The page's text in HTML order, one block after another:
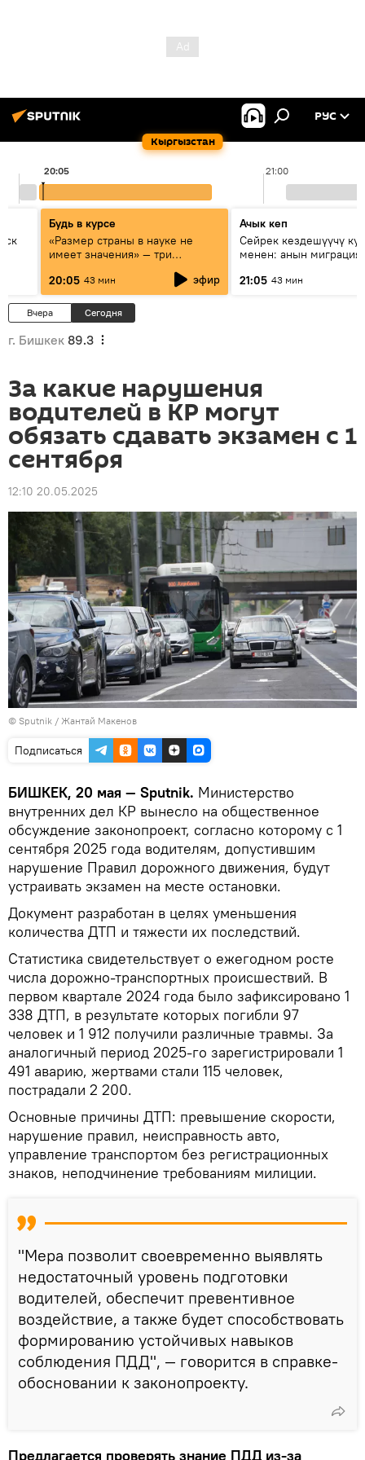
Кыргызстан
РУС
21:00
20:05
Будь в курсе
«Размер страны в науке не
имеет значения» — три
эксперта о сотрудничестве
России и Кыргызстана в
образовании и исследованиях
20:05 43 мин эфир
Ачык кеп
Сейрек кездешүүчү
менен: анын
21:05 43 мин
Вчера Сегодня
г. Бишкек 89.3
За какие нарушения
водителей в КР могут
обязать сдавать экзамен с 1
сентября
12:10 20.05.2025
© Sputnik / Жантай Макенов
Подписаться
БИШКЕК, 20 мая — Sputnik. Министерство
внутренних дел КР вынесло на общественное
обсуждение законопроект, согласно которому с 1
сентября 2025 года водителям, допустившим
нарушение Правил дорожного движения, будут
устраивать экзамен на месте остановки.
Документ разработан в целях уменьшения
количества ДТП и тяжести их последствий.
Статистика свидетельствует о ежегодном росте
числа дорожно-транспортных происшествий. В
первом квартале 2024 года было зафиксировано 1
338 ДТП, в результате которых погибли 97
человек и 1 912 получили различные травмы. За
аналогичный период 2025-го зарегистрировали 1
491 аварию, жертвами стали 115 человек,
пострадали 2 200.
Основные причины ДТП: превышение скорости,
нарушение правил, неисправность авто,
управление транспортом без регистрационных
знаков, неподчинение требованиям милиции.
"Мера позволит своевременно выявлять
недостаточный уровень подготовки
водителей, обеспечит превентивное
воздействие, а также будет способствовать
формированию устойчивых навыков
соблюдения ПДД", — говорится в справке-
обосновании к законопроекту.
Предлагается проверять знание ПДД из-за